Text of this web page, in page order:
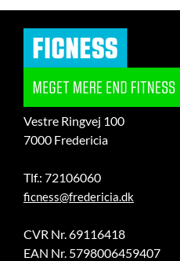
Vestre Ringvej 100
7000 Fredericia
Tlf.: 72106060
ficness@fredericia.dk
CVR Nr. 69116418
EAN Nr. 5798006459407